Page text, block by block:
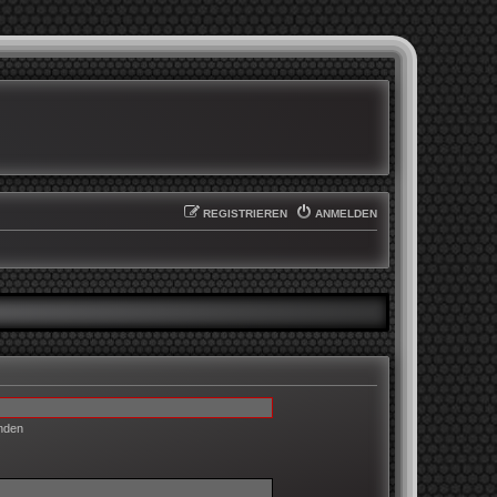
ANMELDEN
REGISTRIEREN